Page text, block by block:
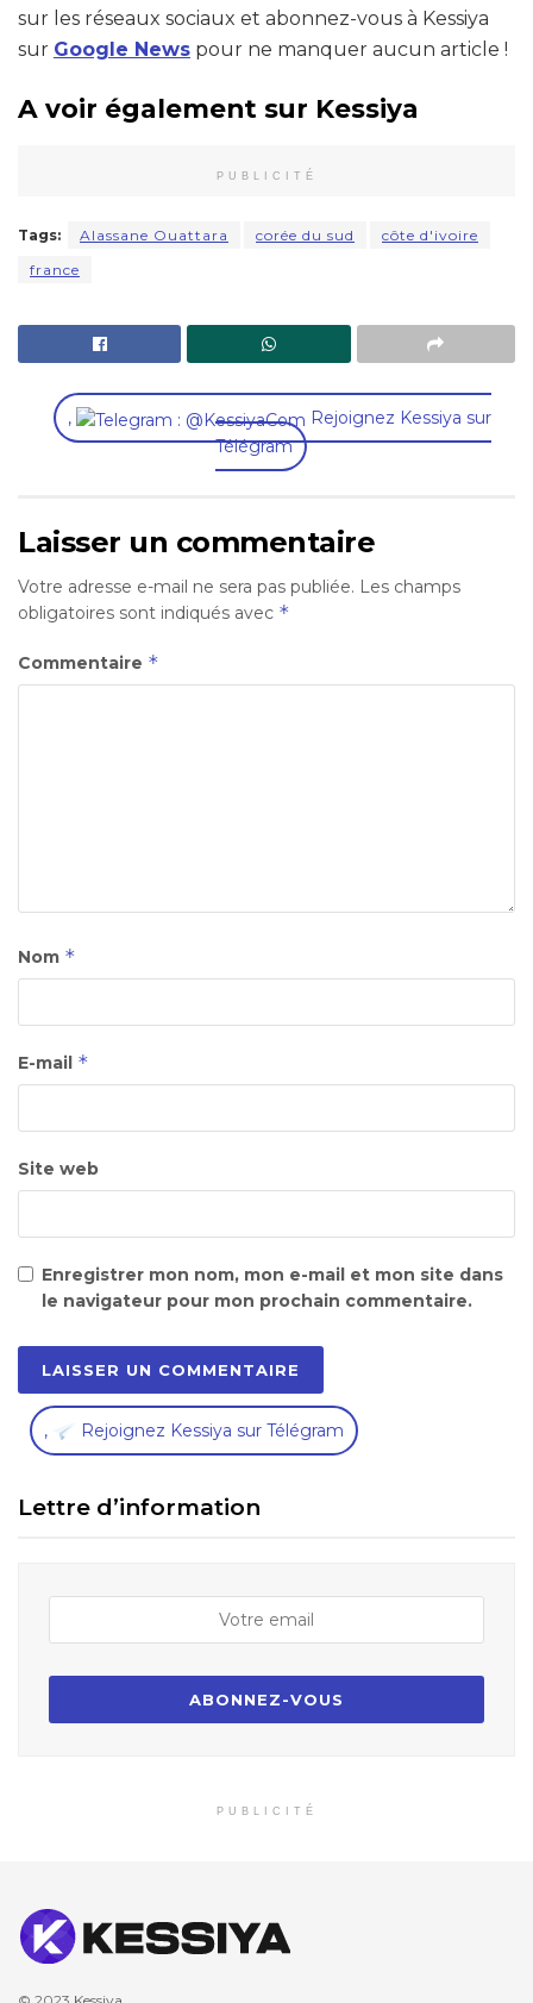
sur les réseaux sociaux et abonnez-vous à Kessiya
sur Google News pour ne manquer aucun article !
A voir également sur Kessiya
PUBLICITÉ
Tags: Alassane Ouattara corée du sud
côte d'ivoire
france
,
Rejoignez Kessiya sur
Télégram
Laisser un commentaire
Votre adresse e-mail ne sera pas publiée. Les champs
obligatoires sont indiqués avec *
Commentaire *
Nom *
E-mail *
Site web
Enregistrer mon nom, mon e-mail et mon site dans
le navigateur pour mon prochain commentaire.
, Rejoignez Kessiya sur Télégram
Lettre d’information
PUBLICITÉ